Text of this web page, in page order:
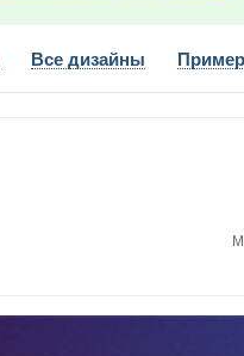
Все дизайны